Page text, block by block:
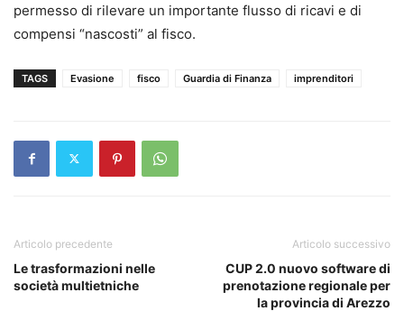
permesso di rilevare un importante flusso di ricavi e di
compensi “nascosti” al fisco.
TAGS Evasione fisco Guardia di Finanza imprenditori
Articolo precedente
Le trasformazioni nelle
società multietniche
Articolo successivo
CUP 2.0 nuovo software di
prenotazione regionale per
la provincia di Arezzo